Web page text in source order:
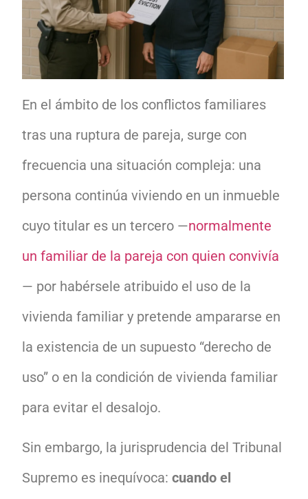
En el ámbito de los conflictos familiares
tras una ruptura de pareja, surge con
frecuencia una situación compleja: una
persona continúa viviendo en un inmueble
cuyo titular es un tercero —normalmente
un familiar de la pareja con quien convivía
— por habérsele atribuido el uso de la
vivienda familiar y pretende ampararse en
la existencia de un supuesto “derecho de
uso” o en la condición de vivienda familiar
para evitar el desalojo.
Sin embargo, la jurisprudencia del Tribunal
Supremo es inequívoca:cuando el